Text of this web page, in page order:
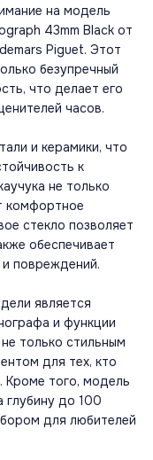
на модель
43mm Black от
Piguet. Этот
безупречный
что делает его
часов.
и керамики, что
к
не только
комфортное
стекло позволяет
обеспечивает
повреждений.
является
и функции
только стильным
для тех, кто
Кроме того, модель
до 100
для любителей